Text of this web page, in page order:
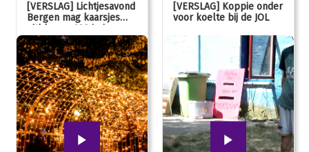
[VERSLAG] Lichtjesavond
Bergen mag kaarsjes
uitblazen: 100 jarig
jubileum!
[VERSLAG] Koppie onder
voor koelte bij de JOL